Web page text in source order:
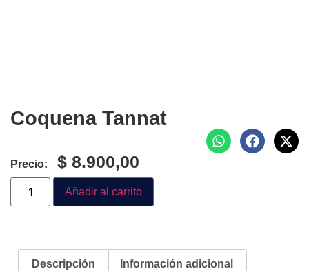
Coquena Tannat
Precio: $ 8.900,00
Añadir al carrito
Descripción Información adicional